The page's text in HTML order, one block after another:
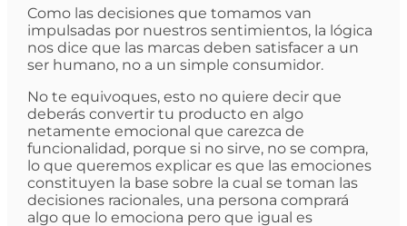
Como las decisiones que tomamos van
impulsadas por nuestros sentimientos, la lógica
nos dice que las marcas deben satisfacer a un
ser humano, no a un simple consumidor.
No te equivoques, esto no quiere decir que
deberás convertir tu producto en algo
netamente emocional que carezca de
funcionalidad, porque si no sirve, no se compra,
lo que queremos explicar es que las emociones
constituyen la base sobre la cual se toman las
decisiones racionales, una persona comprará
algo que lo emociona pero que igual es